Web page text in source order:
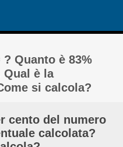
Quanto è 83%
Qual è la
si calcola?
cento del numero
calcolata?